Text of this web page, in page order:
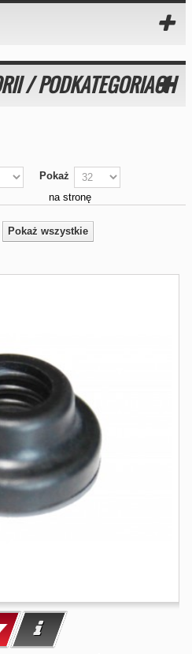
/ PODKATEGORIACH
Pokaż
na stronę
Pokaż wszystkie